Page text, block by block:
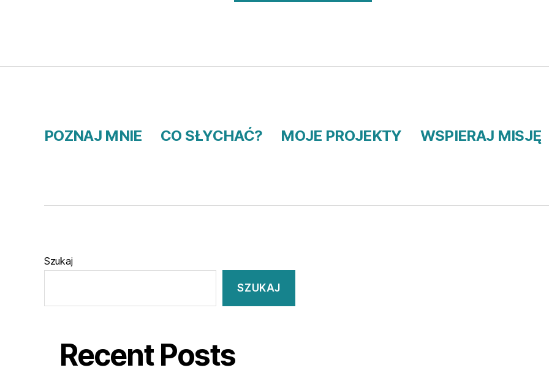
POZNAJ MNIE CO SŁYCHAĆ? MOJE PROJEKTY WSPIERAJ MISJĘ
Szukaj
SZUKAJ
Recent Posts